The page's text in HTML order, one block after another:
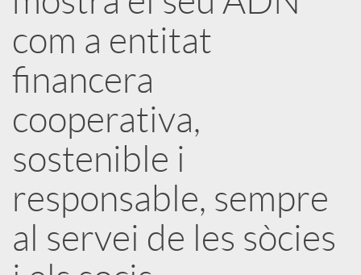
a
d
o
r
d
com a entitat
financera
cooperativa,
sostenible i
responsable, sempre
al servei de les sòcies